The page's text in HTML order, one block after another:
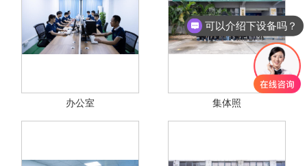
办公室 集体照
可以介绍下设备吗？
是生产厂家吗？